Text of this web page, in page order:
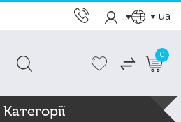
ua
0
Категорії